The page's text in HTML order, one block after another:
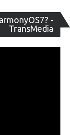
-
TransMedia
de